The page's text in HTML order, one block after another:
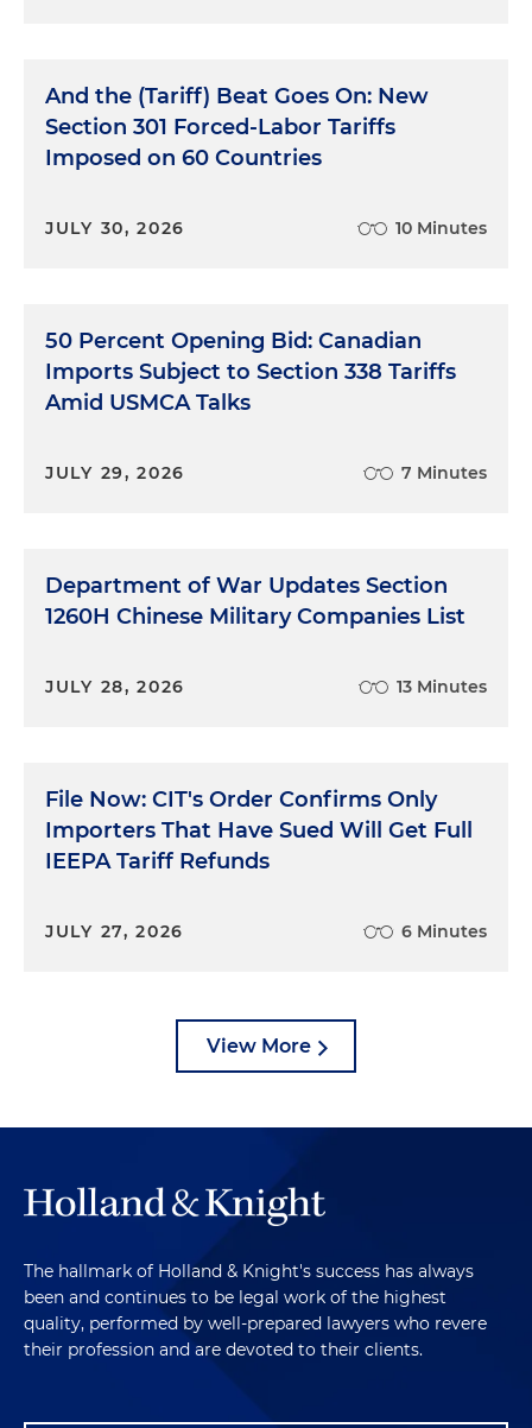
And the (Tariff) Beat Goes On: New
Section 301 Forced-Labor Tariffs
Imposed on 60 Countries
JULY 30, 2026 10 Minutes
50 Percent Opening Bid: Canadian
Imports Subject to Section 338 Tariffs
Amid USMCA Talks
JULY 29, 2026 7 Minutes
Department of War Updates Section
1260H Chinese Military Companies List
JULY 28, 2026 13 Minutes
File Now: CIT's Order Confirms Only
Importers That Have Sued Will Get Full
IEEPA Tariff Refunds
JULY 27, 2026 6 Minutes
View More
The hallmark of Holland & Knight's success has always
been and continues to be legal work of the highest
quality, performed by well-prepared lawyers who revere
their profession and are devoted to their clients.